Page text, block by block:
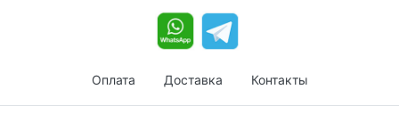
Оплата Доставка Контакты